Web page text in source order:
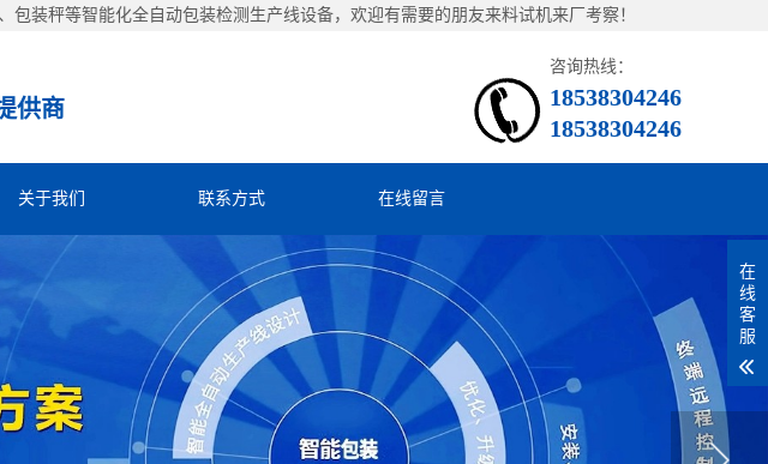
装秤等智能化全自动包装检测生产线设备，欢迎有需要的朋友来料试机来厂考察！
供商
咨询热线：
18538304246
18538304246
关于我们 联系方式 在线留言
在
线
客
服